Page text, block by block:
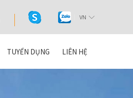
VN
TUYỂN DỤNG LIÊN HỆ